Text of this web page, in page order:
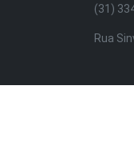
(31)
Rua